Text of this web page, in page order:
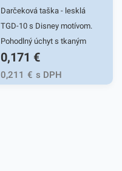
Darčeková taška - lesklá
TGD-10 s Disney motívom.
Pohodlný úchyt s tkaným
uchom. Stabilitu zaručí
ploché dno s kvalitným
lepením. Gramáž papiera
0,171 €
0,211 € s DPH